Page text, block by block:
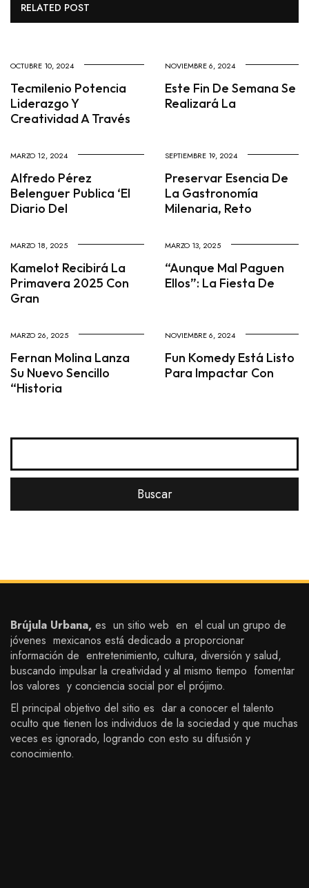
RELATED POST
OCTUBRE 10, 2024
Tecmilenio Potencia
Liderazgo Y
Creatividad A Través
NOVIEMBRE 6, 2024
Este Fin De Semana Se
Realizará La
MARZO 12, 2024
Alfredo Pérez
Belenguer Publica ‘El
Diario Del
SEPTIEMBRE 19, 2024
Preservar Esencia De
La Gastronomía
Milenaria, Reto
MARZO 18, 2025
Kamelot Recibirá La
Primavera 2025 Con
Gran
MARZO 13, 2025
“Aunque Mal Paguen
Ellos”: La Fiesta De
MARZO 26, 2025
Fernan Molina Lanza
Su Nuevo Sencillo
“Historia
NOVIEMBRE 6, 2024
Fun Komedy Está Listo
Para Impactar Con
Brújula Urbana, es un sitio web en el cual un grupo de
jóvenes mexicanos está dedicado a proporcionar
información de entretenimiento, cultura, diversión y salud,
buscando impulsar la creatividad y al mismo tiempo fomentar
los valores y conciencia social por el prójimo.
El principal objetivo del sitio es dar a conocer el talento
oculto que tienen los individuos de la sociedad y que muchas
veces es ignorado, logrando con esto su difusión y
conocimiento.